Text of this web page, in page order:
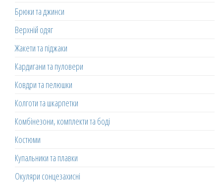
Брюки та джинси
Верхній одяг
Жакети та піджаки
Кардигани та пуловери
Ковдри та пелюшки
Колготи та шкарпетки
Комбінезони, комплекти та боді
Костюми
Купальники та плавки
Окуляри сонцезахисні